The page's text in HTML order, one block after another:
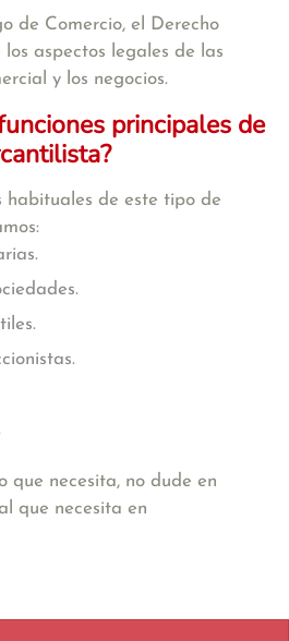
de Comercio, el Derecho
aspectos legales de las
y los negocios.
principales de
habituales de este tipo de
que necesita, no dude en
que necesita en